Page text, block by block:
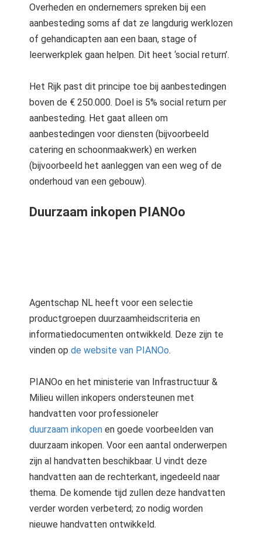
Overheden en ondernemers spreken bij een
aanbesteding soms af dat ze langdurig werklozen
of gehandicapten aan een baan, stage of
leerwerkplek gaan helpen. Dit heet ‘social return’.
Het Rijk past dit principe toe bij aanbestedingen
boven de € 250.000. Doel is 5% social return per
aanbesteding. Het gaat alleen om
aanbestedingen voor diensten (bijvoorbeeld
catering en schoonmaakwerk) en werken
(bijvoorbeeld het aanleggen van een weg of de
onderhoud van een gebouw).
Duurzaam inkopen PIANOo
Agentschap NL heeft voor een selectie
productgroepen duurzaamheidscriteria en
informatiedocumenten ontwikkeld. Deze zijn te
vinden op de website van PIANOo.
PIANOo en het ministerie van Infrastructuur &
Milieu willen inkopers ondersteunen met
handvatten voor professioneler
duurzaam inkopen en goede voorbeelden van
duurzaam inkopen. Voor een aantal onderwerpen
zijn al handvatten beschikbaar. U vindt deze
handvatten aan de rechterkant, ingedeeld naar
thema. De komende tijd zullen deze handvatten
verder worden verbeterd; zo nodig worden
nieuwe handvatten ontwikkeld.